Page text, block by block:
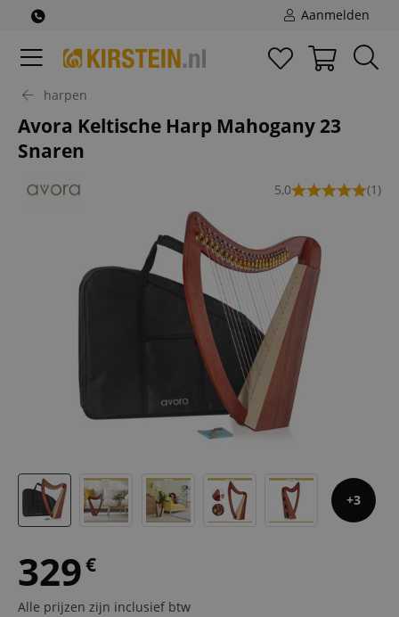
Aanmelden
harpen
Avora Keltische Harp Mahogany 23
Snaren
5,0 (1)
3
329€
Alle prijzen zijn inclusief btw